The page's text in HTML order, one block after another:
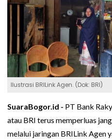
Ilustrasi BRILink Agen. (Dok: BRI)
SuaraBogor.id - PT Bank
atau BRI terus memperluas
melalui jaringan BRILink Agen